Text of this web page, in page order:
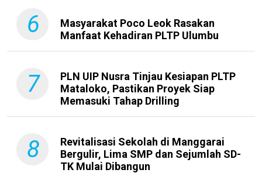
6
Masyarakat Poco Leok Rasakan
Manfaat Kehadiran PLTP Ulumbu
7
PLN UIP Nusra Tinjau Kesiapan PLTP
Mataloko, Pastikan Proyek Siap
Memasuki Tahap Drilling
8
Revitalisasi Sekolah di Manggarai
Bergulir, Lima SMP dan Sejumlah SD-
TK Mulai Dibangun